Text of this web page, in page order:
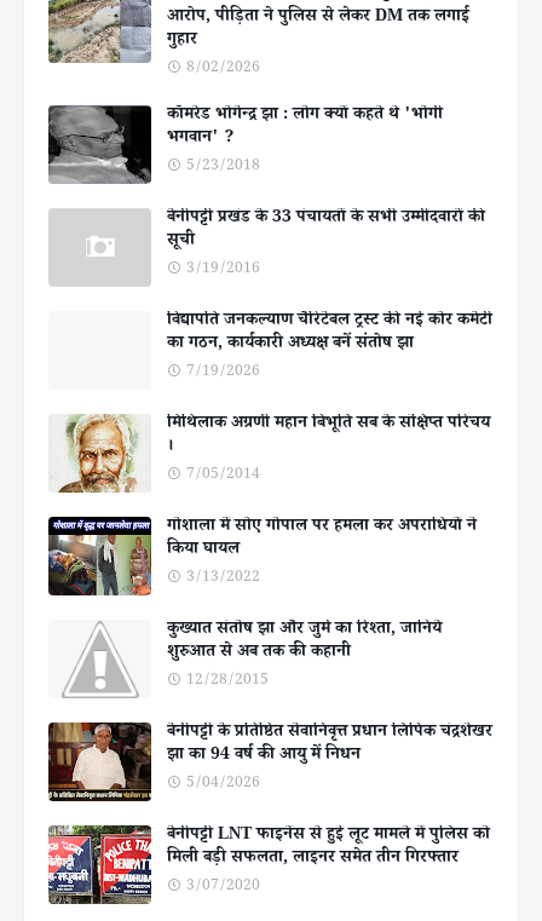
आरोप, पीड़िता ने पुलिस से लेकर DM तक लगाई
गुहार
8/02/2026
कॉमरेड भोगेन्द्र झा : लोग क्यों कहते थे 'भोगी
भगवान' ?
5/23/2018
बेनीपट्टी प्रखंड के 33 पंचायतों के सभी उम्मीदवारों की
सूची
3/19/2016
विद्यापति जनकल्याण चैरिटेबल ट्रस्ट की नई कोर कमेटी
का गठन, कार्यकारी अध्यक्ष बनें संतोष झा
7/19/2026
मिथिलाक अग्रणी महान बिभूति सब के संक्षिप्त परिचय
।
7/05/2014
गोशाला में सोए गोपाल पर हमला कर अपराधियों ने
किया घायल
3/13/2022
कुख्यात संतोष झा और जुर्म का रिश्ता, जानिये
शुरुआत से अब तक की कहानी
12/28/2015
बेनीपट्टी के प्रतिष्ठित सेवानिवृत्त प्रधान लिपिक चंद्रशेखर
झा का 94 वर्ष की आयु में निधन
5/04/2026
बेनीपट्टी LNT फाइनेंस से हुई लूट मामले में पुलिस को
मिली बड़ी सफलता, लाइनर समेत तीन गिरफ्तार
3/07/2020